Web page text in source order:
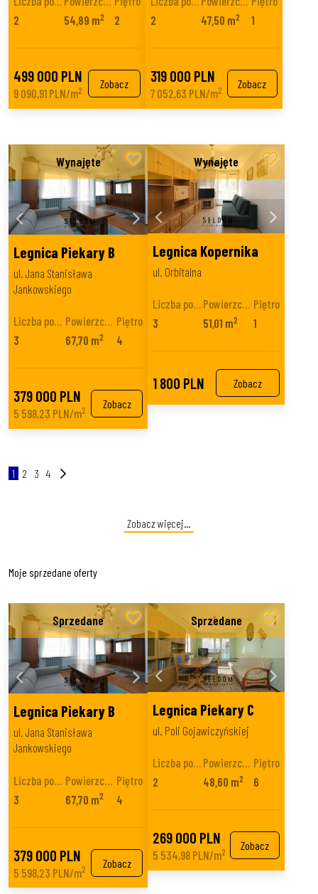
2
54,89 m2
2
499 000 PLN
9 090,91 PLN/m2 Zobacz
2
47,50 m2
1
319 000 PLN
7 052,63 PLN/m2 Zobacz
Legnica Piekary B
ul. Jana Stanisława
Jankowskiego
Liczba pokoi
3
Powierzchnia
67,70 m2
Piętro
4
379 000 PLN
5 598,23 PLN/m2 Zobacz
Legnica Kopernika
ul. Orbitalna
Liczba pokoi
3
Powierzchnia
51,01 m2
Piętro
1
1 800 PLN Zobacz
1 2 3 4
Zobacz więcej…
Moje sprzedane oferty
Legnica Piekary B
ul. Jana Stanisława
Jankowskiego
3
Powierzchnia
67,70 m2
Piętro
4
379 000 PLN
5 598,23 PLN/m2 Zobacz
Legnica Piekary C
ul. Poli Gojawiczyńskiej
Liczba pokoi
2
Powierzchnia
48,60 m2
Piętro
6
269 000 PLN
5 534,98 PLN/m2 Zobacz